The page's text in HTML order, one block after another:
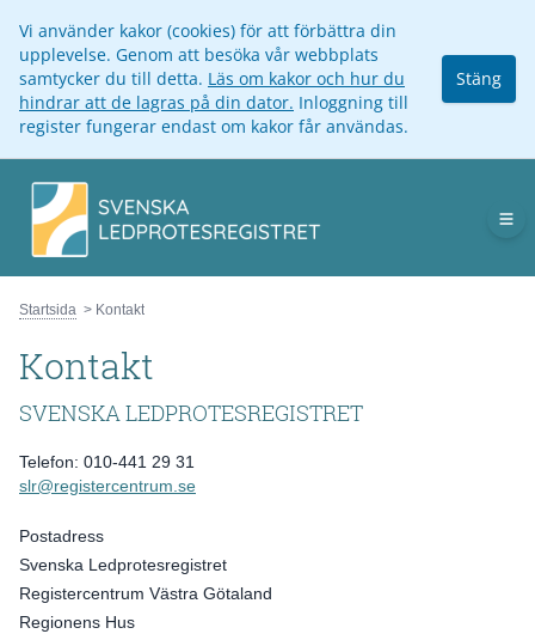
Vi använder kakor (cookies) för att förbättra din
upplevelse. Genom att besöka vår webbplats
samtycker du till detta. Läs om kakor och hur du
hindrar att de lagras på din dator. Inloggning till
register fungerar endast om kakor får användas.
Stäng
Startsida Kontakt
Kontakt
SVENSKA LEDPROTESREGISTRET
Telefon: 010-441 29 31
slr@registercentrum.se
Postadress
Svenska Ledprotesregistret
Registercentrum Västra Götaland
Regionens Hus